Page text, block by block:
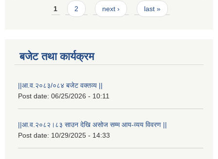
Pages1 2 next › last »
बजेट तथा कार्यक्रम
||आ.व.२०८३/०८४ बजेट वक्तव्य ||
Post date: 06/25/2026 - 10:11
||आ.व.२०८२।८३ साउन देखि असोज सम्म आय-व्यय विवरण ||
Post date: 10/29/2025 - 14:33